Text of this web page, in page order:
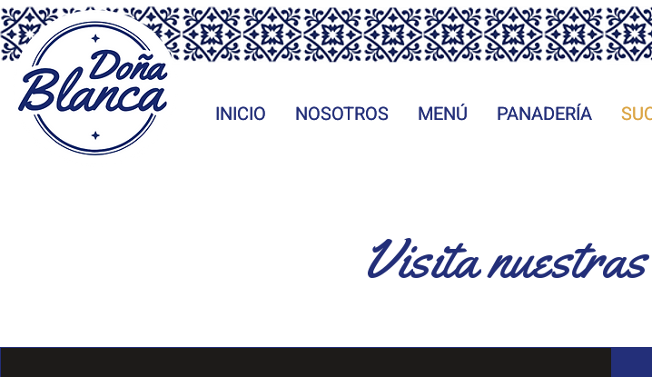
INICIO NOSOTROS MENÚ PANADERÍA
INICIO NOSOTROS MENÚ PANADERÍA
Visita